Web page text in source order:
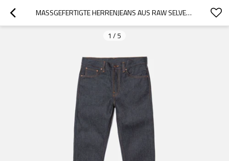
MASSGEFERTIGTE HERRENJEANS AUS RAW SELVEDGE DENIM
1 / 5